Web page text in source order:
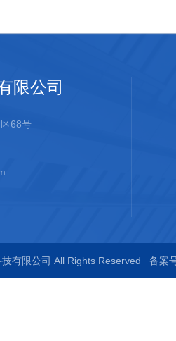
限公司
68号
有限公司 All Rights Reserved 备案